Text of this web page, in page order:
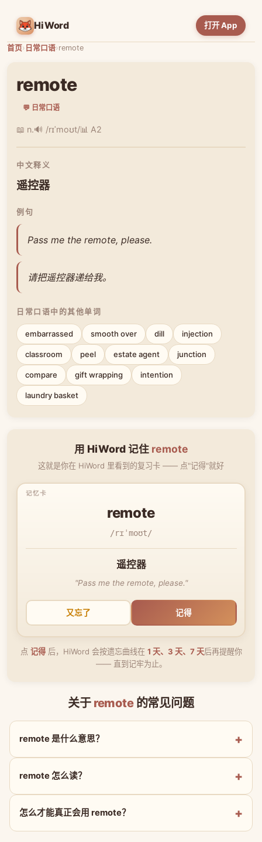
HiWord 打开 App
首页› 日常口语›remote
remote
💬 日常口语
📖 n.🔊 /rɪˈmoʊt/📊 A2
中文释义
遥控器
例句
Pass me the remote, please.
请把遥控器递给我。
日常口语中的其他单词
embarrassed smooth over dill injection
classroom peel estate agent junction
compare gift wrapping intention
laundry basket
用 HiWord 记住 remote
这就是你在 HiWord 里看到的复习卡 —— 点"记得"就好
remote
/rɪˈmoʊt/
遥控器
"Pass me the remote, please."
又忘了 记得
点 记得后，HiWord 会按遗忘曲线在 1 天、3 天、7 天后再提醒你
—— 直到记牢为止。
关于 remote的常见问题
remote 是什么意思？
remote 怎么读？
怎么才能真正会用 remote？